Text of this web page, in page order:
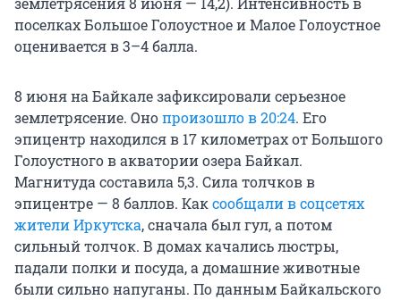
поселках Большое Голоустное и Малое Голоустное
оценивается в 3–4 балла.
8 июня на Байкале зафиксировали серьезное
землетрясение. Онопроизошло в 20:24. Его
эпицентр находился в 17 километрах от Большого
Голоустного в акватории озера Байкал.
Магнитуда составила 5,3. Сила толчков в
эпицентре — 8 баллов. Каксообщали в соцсетях
жители Иркутска, сначала был гул, а потом
сильный толчок. В домах качались люстры,
падали полки и посуда, а домашние животные
были сильно напуганы. По данным Байкальского